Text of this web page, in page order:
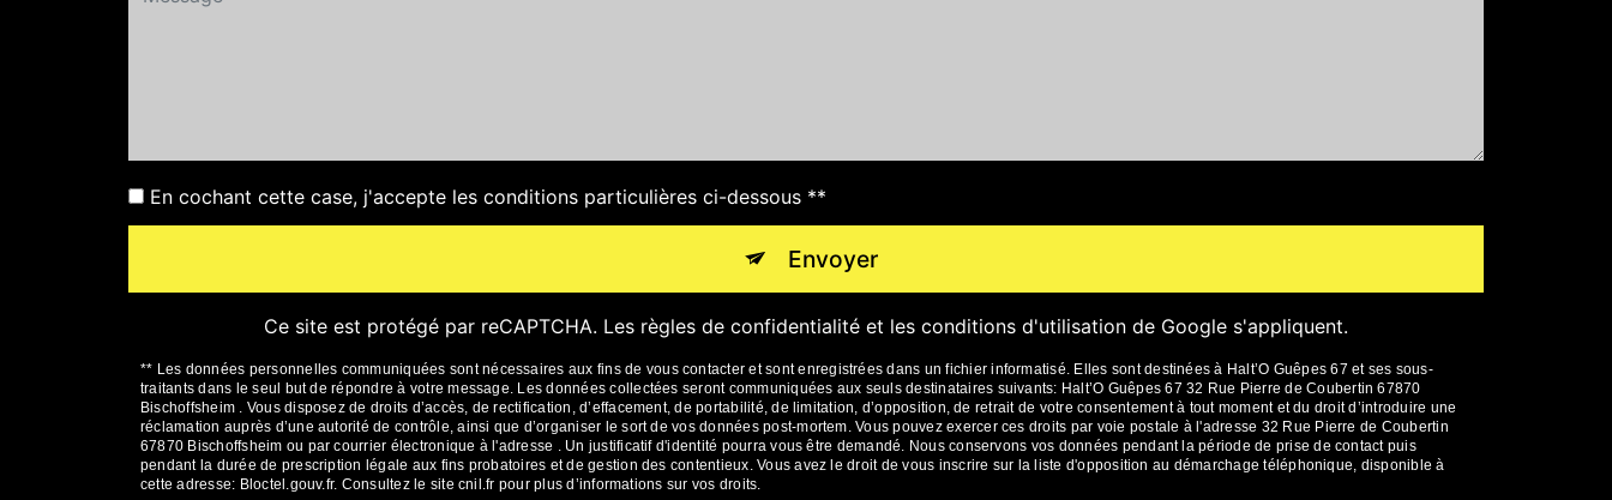
En cochant cette case, j'accepte les conditions particulières ci-dessous **
Envoyer
Ce site est protégé par reCAPTCHA. Les règles de confidentialité et les conditions d'utilisation de Google s'appliquent.
** Les données personnelles communiquées sont nécessaires aux fins de vous contacter et sont enregistrées dans un fichier informatisé. Elles sont destinées à Halt’O Guêpes 67 et ses sous-
traitants dans le seul but de répondre à votre message. Les données collectées seront communiquées aux seuls destinataires suivants: Halt’O Guêpes 67 32 Rue Pierre de Coubertin 67870
Bischoffsheim . Vous disposez de droits d’accès, de rectification, d’effacement, de portabilité, de limitation, d’opposition, de retrait de votre consentement à tout moment et du droit d’introduire une
réclamation auprès d’une autorité de contrôle, ainsi que d’organiser le sort de vos données post-mortem. Vous pouvez exercer ces droits par voie postale à l'adresse 32 Rue Pierre de Coubertin
67870 Bischoffsheim ou par courrier électronique à l'adresse . Un justificatif d'identité pourra vous être demandé. Nous conservons vos données pendant la période de prise de contact puis
pendant la durée de prescription légale aux fins probatoires et de gestion des contentieux. Vous avez le droit de vous inscrire sur la liste d'opposition au démarchage téléphonique, disponible à
cette adresse: Bloctel.gouv.fr. Consultez le site cnil.fr pour plus d’informations sur vos droits.